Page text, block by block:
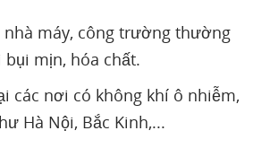
nhà máy, công trường thường
mịn, hóa chất.
các nơi có không khí ô nhiễm,
Hà Nội, Bắc Kinh,...